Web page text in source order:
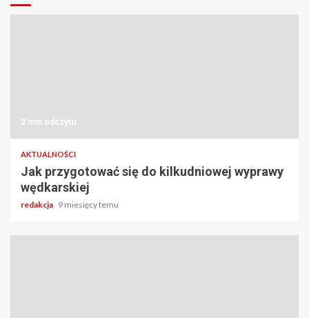
2 min odczytu
AKTUALNOŚCI
Jak przygotować się do kilkudniowej wyprawy
wędkarskiej
redakcja 9 miesięcy temu